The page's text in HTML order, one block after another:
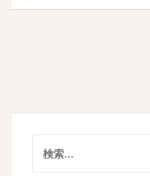
ビ
索: